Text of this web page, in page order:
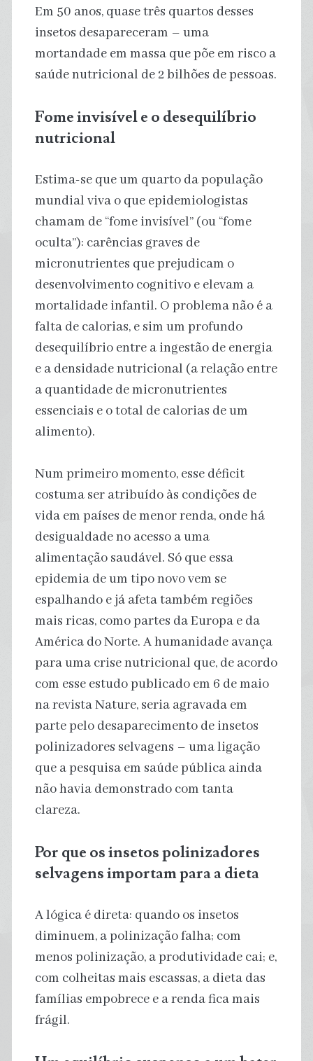
Em 50 anos, quase três quartos desses
insetos desapareceram – uma
mortandade em massa que põe em risco a
saúde nutricional de 2 bilhões de pessoas.
Fome invisível e o desequilíbrio
nutricional
Estima-se que um quarto da população
mundial viva o que epidemiologistas
chamam de “fome invisível” (ou “fome
oculta”): carências graves de
micronutrientes que prejudicam o
desenvolvimento cognitivo e elevam a
mortalidade infantil. O problema não é a
falta de calorias, e sim um profundo
desequilíbrio entre a ingestão de energia
e a densidade nutricional (a relação entre
a quantidade de micronutrientes
essenciais e o total de calorias de um
alimento).
Num primeiro momento, esse déficit
costuma ser atribuído às condições de
vida em países de menor renda, onde há
desigualdade no acesso a uma
alimentação saudável. Só que essa
epidemia de um tipo novo vem se
espalhando e já afeta também regiões
mais ricas, como partes da Europa e da
América do Norte. A humanidade avança
para uma crise nutricional que, de acordo
com esse estudo publicado em 6 de maio
na revista Nature, seria agravada em
parte pelo desaparecimento de insetos
polinizadores selvagens – uma ligação
que a pesquisa em saúde pública ainda
não havia demonstrado com tanta
clareza.
Por que os insetos polinizadores
selvagens importam para a dieta
A lógica é direta: quando os insetos
diminuem, a polinização falha; com
menos polinização, a produtividade cai; e,
com colheitas mais escassas, a dieta das
famílias empobrece e a renda fica mais
frágil.